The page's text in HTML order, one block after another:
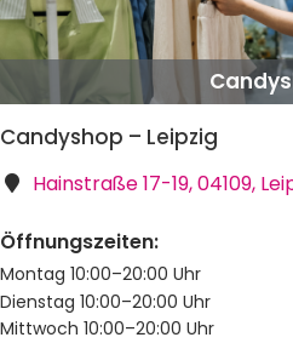
Candyshop – Leipzig
Hainstraße 17-19, 04109,
Öffnungszeiten:
Montag 10:00–20:00 Uhr
Dienstag 10:00–20:00 Uhr
Mittwoch 10:00–20:00 Uhr